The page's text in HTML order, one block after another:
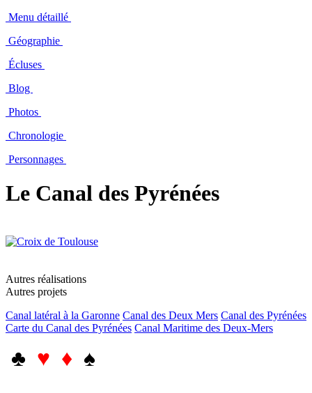
Menu détaillé
Géographie
Écluses
Blog
Photos
Chronologie
Personnages
Le Canal des Pyrénées
Autres réalisations
Autres projets
Canal latéral à la Garonne Canal des Deux Mers Canal des Pyrénées
Carte du Canal des Pyrénées Canal Maritime des Deux-Mers
♣ ♥ ♦ ♠